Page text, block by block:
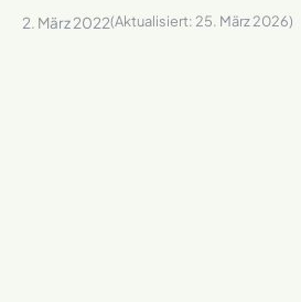
2. März 2022(Aktualisiert: 25. März 2026)